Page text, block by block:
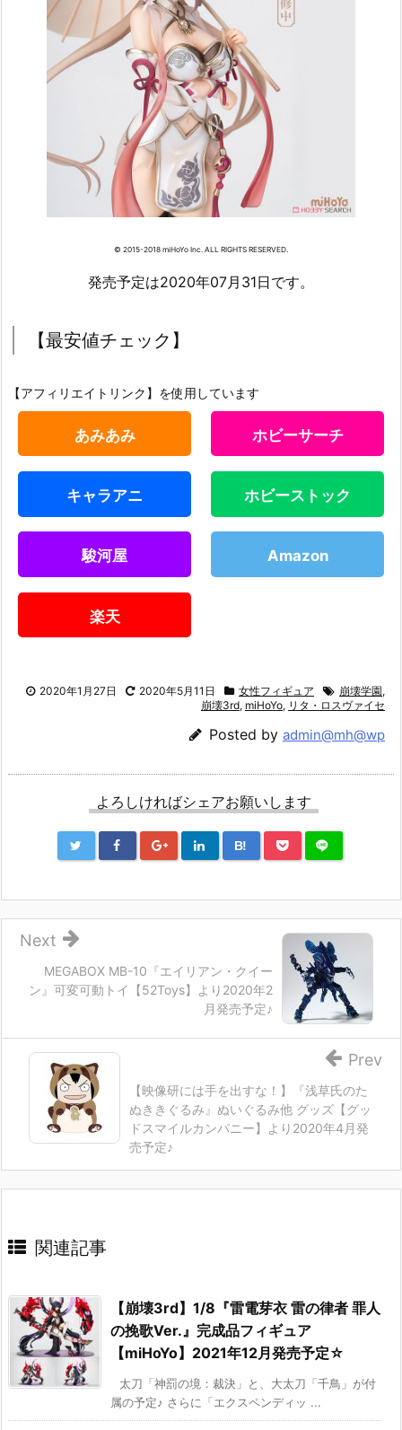
© 2015-2018 miHoYo Inc. ALL RIGHTS RESERVED.
発売予定は2020年07月31日です。
【最安値チェック】
【アフィリエイトリンク】を使用しています
あみあみ ホビーサーチ
キャラアニ ホビーストック
駿河屋 Amazon
楽天
2020年1月27日 2020年5月11日 女性フィギュア 崩壊学園,
崩壊3rd, miHoYo, リタ・ロスヴァイセ
Posted by admin@mh@wp
よろしければシェアお願いします
B!
MEGABOX MB-10『エイリアン・クイー
ン』可変可動トイ【52Toys】より2020年2
月発売予定♪
Next
【映像研には手を出すな！】『浅草氏のた
ぬききぐるみ』ぬいぐるみ他 グッズ【グッ
ドスマイルカンパニー】より2020年4月発
売予定♪
Prev
関連記事
【崩壊3rd】1/8『雷電芽衣 雷の律者 罪人
の挽歌Ver.』完成品フィギュア
【miHoYo】2021年12月発売予定☆
太刀「神罰の境：裁決」と、大太刀「千鳥」が付
属の予定♪ さらに「エクスペンディッ ...